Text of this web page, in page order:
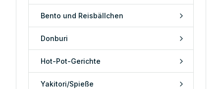
Bento und Reisbällchen
Donburi
Hot-Pot-Gerichte
Yakitori/Spieße